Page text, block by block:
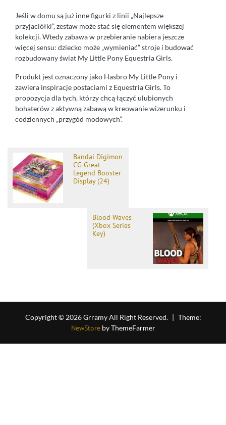
Jeśli w domu są już inne figurki z linii „Najlepsze
przyjaciółki”, zestaw może stać się elementem większej
kolekcji. Wtedy zabawa w przebieranie nabiera jeszcze
więcej sensu: dziecko może „wymieniać” stroje i budować
rozbudowany świat My Little Pony Equestria Girls.
Produkt jest oznaczony jako Hasbro My Little Pony i
zawiera inspiracje postaciami z Equestria Girls. To
propozycja dla tych, którzy chcą łączyć ulubionych
bohaterów z aktywną zabawą w kreowanie wizerunku i
codziennych „przygód modowych”.
Bandai Digimon
CG Great
Legend Booster
Display (24)
Blood Waves
(Xbox Series
Key)
Copyright © 2026 Grramy All Right Reserved. | Theme:
NewStoreby ThemeFarmer